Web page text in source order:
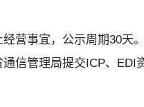
营事宜，公示周期30天
信管理局提交ICP、EDI